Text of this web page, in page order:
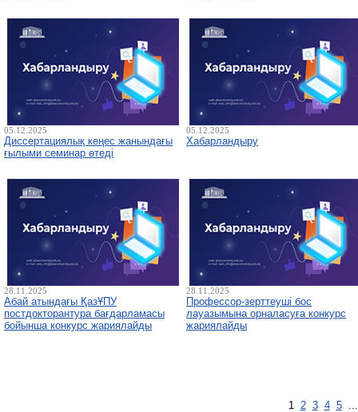
05.12.2025
Диссертациялық кеңес жанындағы
ғылыми семинар өтеді
05.12.2025
Хабарландыру
28.11.2025
Абай атындағы ҚазҰПУ
постдокторантура бағдарламасы
бойынша конкурс жариялайды
28.11.2025
Профессор-зерттеуші бос
лауазымына орналасуға конкурс
жариялайды
1 2 3 4 5